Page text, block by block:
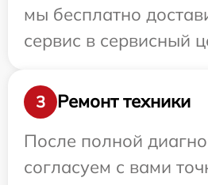
мы бесплатно
сервис в сервисный
3
Ремонт техники
После полной
согласуем с вами